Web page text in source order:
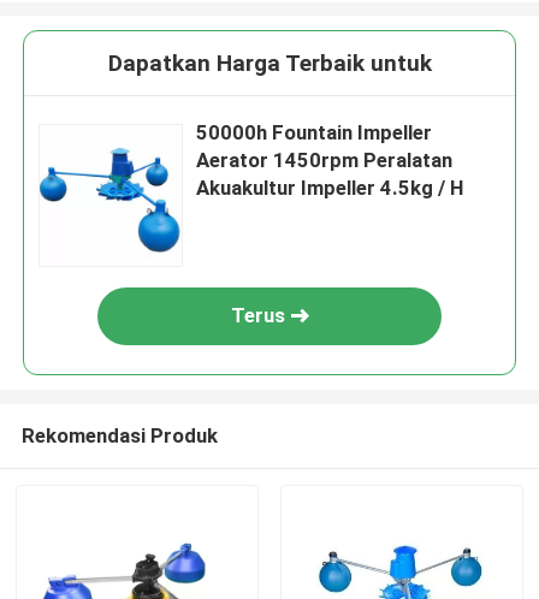
Dapatkan Harga Terbaik untuk
50000h Fountain Impeller
Aerator 1450rpm Peralatan
Akuakultur Impeller 4.5kg / H
Terus
Rekomendasi Produk